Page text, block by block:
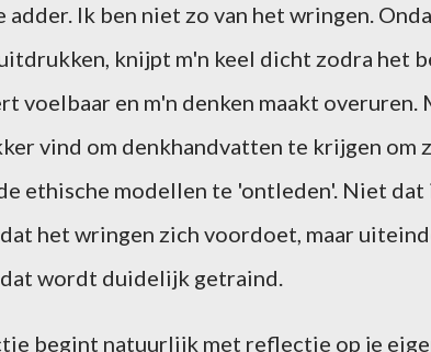
adder. Ik ben niet zo van het wringen.
knijpt m'n keel dicht zodra het
voelbaar en m'n denken maakt overuren.
vind om denkhandvatten te krijgen om
ethische modellen te 'ontleden'. Niet
het wringen zich voordoet, maar
dat wordt duidelijk getraind.
begint natuurlijk met reflectie op je